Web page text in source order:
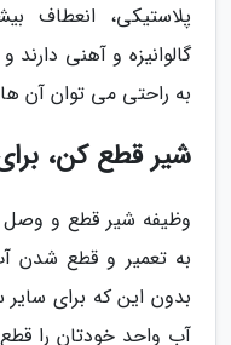
پلاستیکی، انعطاف
گالوانیزه و آهنی
به راحتی می توان آن ها
شیر قطع کن،
وظیفه شیر قطع و وصل
به تعمیر و قطع شدن
بدون این که برای
آب واحد خودتان را